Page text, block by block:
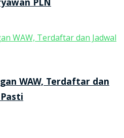
PLN
WAW, Terdaftar dan